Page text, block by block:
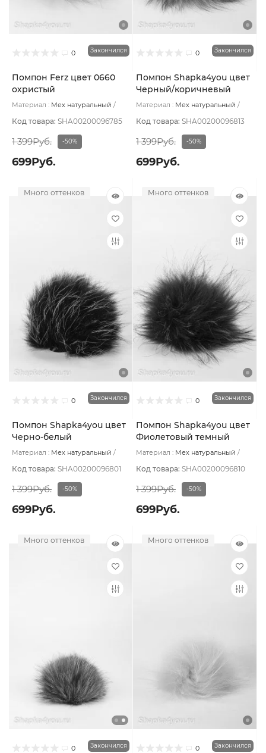
0 Закончился
Помпон Ferz цвет 0660
охристый
Материал : Мех натуральный
Код товара: SHA00200096785
1 399Руб. -50%
699Руб.
0 Закончился
Помпон Shapka4you цвет
Черный/коричневый
Материал : Мех натуральный
Код товара: SHA00200096813
1 399Руб. -50%
699Руб.
Много оттенков
0 Закончился
Помпон Shapka4you цвет
Черно-белый
Материал : Мех натуральный
Код товара: SHA00200096801
1 399Руб. -50%
699Руб.
Много оттенков
0 Закончился
Помпон Shapka4you цвет
Фиолетовый темный
Материал : Мех натуральный
Код товара: SHA00200096810
1 399Руб. -50%
699Руб.
Много оттенков
0 Закончился
Много оттенков
0 Закончился